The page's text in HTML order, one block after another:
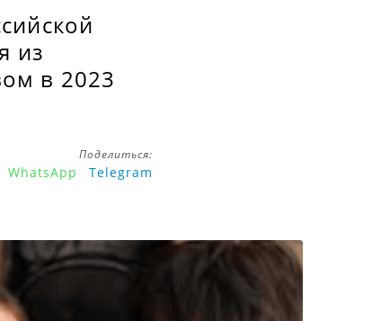
из
в 2023
Поделиться:
WhatsApp Telegram